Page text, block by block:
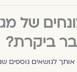
של
ביקרת?
לנושאים נוספים